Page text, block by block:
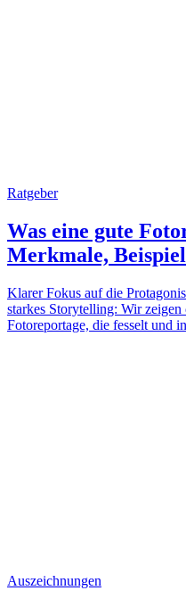
Ratgeber
Was eine gute
Merkmale,
Klarer Fokus auf die
starkes Storytelling: Wir
Fotoreportage, die fesselt und
Auszeichnungen